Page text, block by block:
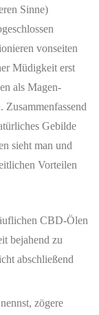
Sinne)
vonseiten
Müdigkeit erst
als Magen-
Zusammenfassend
Gebilde
sieht man und
Vorteilen
CBD-Ölen
bejahend zu
abschließend
zögere